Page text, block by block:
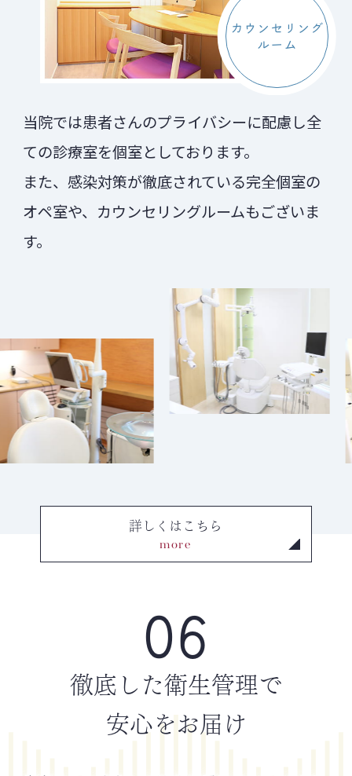
カウンセリング
ルーム
当院では患者さんのプライバシーに配慮し全
ての診療室を個室としております。
また、感染対策が徹底されている完全個室の
オペ室や、カウンセリングルームもございま
す。
詳しくはこちら
more
06
徹底した衛生管理で
安心をお届け